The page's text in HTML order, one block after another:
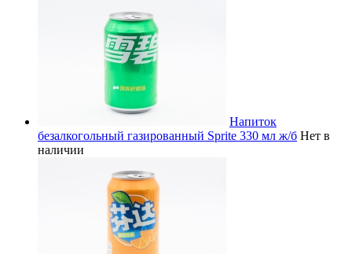
Напиток
безалкогольный газированный Sprite 330 мл ж/б Нет в
наличии